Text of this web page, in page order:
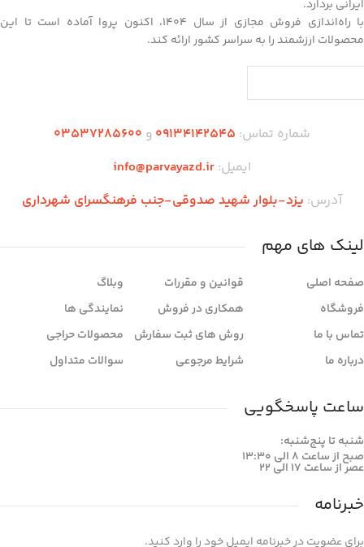
ایرانی بردارد.
با راه‌اندازی فروش مجازی از سال ۱۴۰۴، اکنون پروا آماده است تا این
محصولات ارزشمند را به سراسر کشور ارائه کند.
شماره تماس: 09134142545 و 03537285600
ایمیل: info@parvayazd.ir
آدرس: یزد-بلوار شهید صدوقی-جنب فرهنگسرای شهرداری
لینک های مهم
صفحه اصلی
فروشگاه
تماس با ما
درباره ما
قوانین و مقررات
همکاری در فروش
روش های ثبت سفارش
شرایط مرجوعی
وبلاگ
نمایندگی ها
محصولات حراجی
سوالات متداول
ساعت پاسخگویی
شنبه تا پنج‌شنبه:
صبح از ساعت 8 الی 13:30
عصر از ساعت 17 الی 22
خبرنامه
برای عضویت در خبرنامه ایمیل خود را وارد کنید.